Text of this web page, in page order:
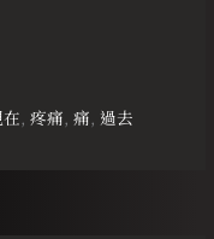
,疼痛,痛, 過去